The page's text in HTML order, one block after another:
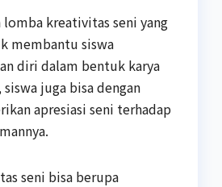
lomba kreativitas seni yang
membantu siswa
diri dalam bentuk karya
juga bisa dengan
apresiasi seni terhadap
seni bisa berupa